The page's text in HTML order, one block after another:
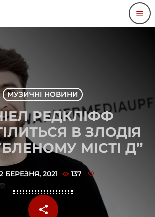
menu
МУЗИЧНІ НОВИНИ
РЕДКЛІФФ
В ЗЛОДІЯ
МІСТІ Д”
БЕРЕЗНЯ, 2021 137
share
email